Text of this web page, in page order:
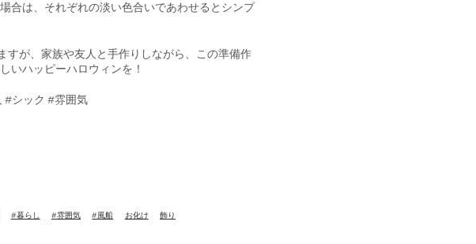
合は、それぞれの淡い色合いであわせるとシンプ
すが、家族や友人と手作りしながら、この準備作
いハッピーハロウィンを！
#シック #雰囲気
#暮らし #雰囲気 #風船 お化け 飾り